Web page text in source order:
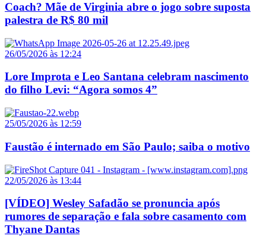
Coach? Mãe de Virginia abre o jogo sobre suposta
palestra de R$ 80 mil
26/05/2026 às 12:24
Lore Improta e Leo Santana celebram nascimento
do filho Levi: “Agora somos 4”
25/05/2026 às 12:59
Faustão é internado em São Paulo; saiba o motivo
22/05/2026 às 13:44
[VÍDEO] Wesley Safadão se pronuncia após
rumores de separação e fala sobre casamento com
Thyane Dantas